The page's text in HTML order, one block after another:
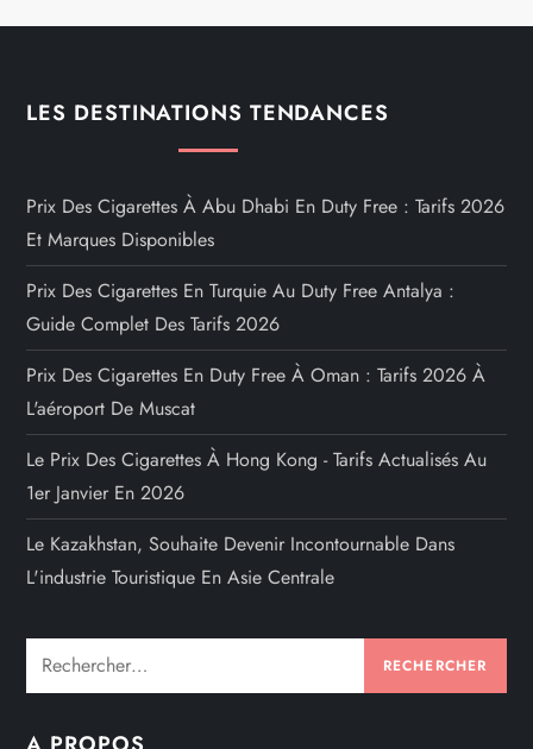
LES DESTINATIONS TENDANCES
Prix Des Cigarettes À Abu Dhabi En Duty Free : Tarifs 2026
Et Marques Disponibles
Prix Des Cigarettes En Turquie Au Duty Free Antalya :
Guide Complet Des Tarifs 2026
Prix Des Cigarettes En Duty Free À Oman : Tarifs 2026 À
L'aéroport De Muscat
Le Prix Des Cigarettes À Hong Kong - Tarifs Actualisés Au
1er Janvier En 2026
Le Kazakhstan, Souhaite Devenir Incontournable Dans
L'industrie Touristique En Asie Centrale
Rechercher :